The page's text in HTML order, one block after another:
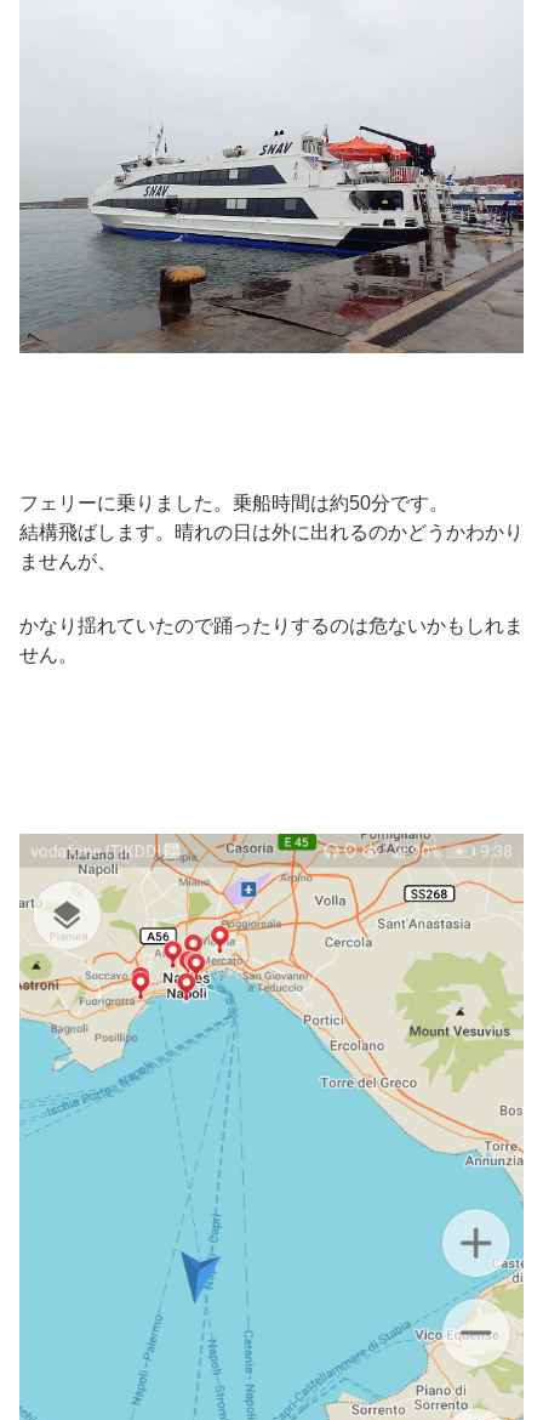
フェリーに乗りました。乗船時間は約50分です。
結構飛ばします。晴れの日は外に出れるのかどうかわかり
ませんが、
かなり揺れていたので踊ったりするのは危ないかもしれま
せん。